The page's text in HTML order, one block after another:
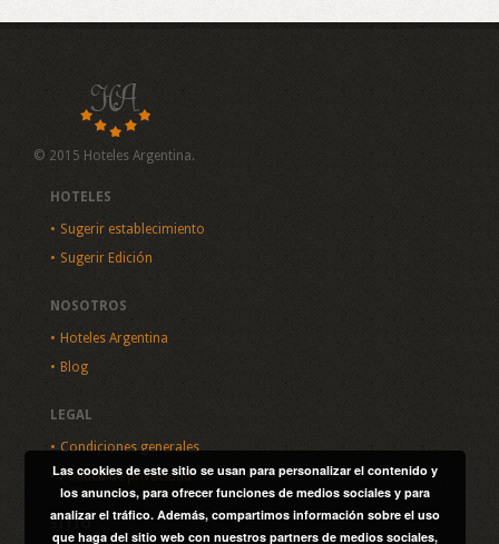
© 2015 Hoteles Argentina.
HOTELES
Sugerir establecimiento
Sugerir Edición
NOSOTROS
Hoteles Argentina
Blog
LEGAL
Condiciones generales
Política de privacidad
SITIO
Las cookies de este sitio se usan para personalizar el contenido y
los anuncios, para ofrecer funciones de medios sociales y para
analizar el tráfico. Además, compartimos información sobre el uso
que haga del sitio web con nuestros partners de medios sociales,